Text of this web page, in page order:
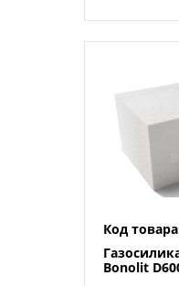
Код
Bonolit